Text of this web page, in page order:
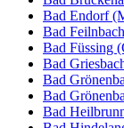
Bad Endorf
Bad
Bad Füssing
Bad
Bad
Bad
Bad